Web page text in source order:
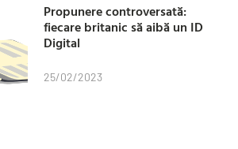
Propunere controversată:
fiecare britanic să aibă un ID
Digital
25/02/2023